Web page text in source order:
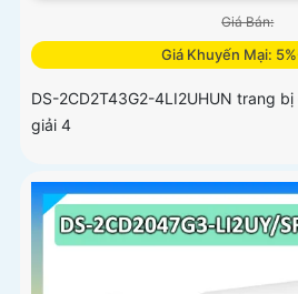
Giá Bán:
Giá Khuyến Mại:
DS-2CD2T43G2-4LI2UHUN trang
giải 4